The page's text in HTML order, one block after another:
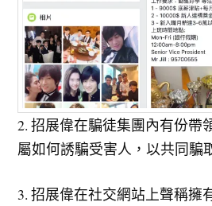
2. 招展偉在騙徒集團內有份帶
屬如何誘騙受害人，以共同騙
3. 招展偉在社交網站上聲稱擁